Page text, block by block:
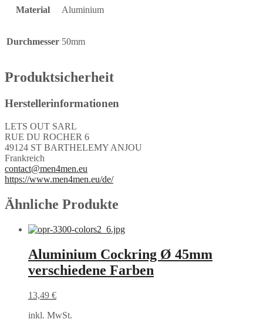
Material Aluminium
Durchmesser 50mm
Produktsicherheit
Herstellerinformationen
LETS OUT SARL
RUE DU ROCHER 6
49124 ST BARTHELEMY ANJOU
Frankreich
contact@men4men.eu
https://www.men4men.eu/de/
Ähnliche Produkte
Aluminium Cockring Ø 45mm
verschiedene Farben
13,49 €
inkl. MwSt.